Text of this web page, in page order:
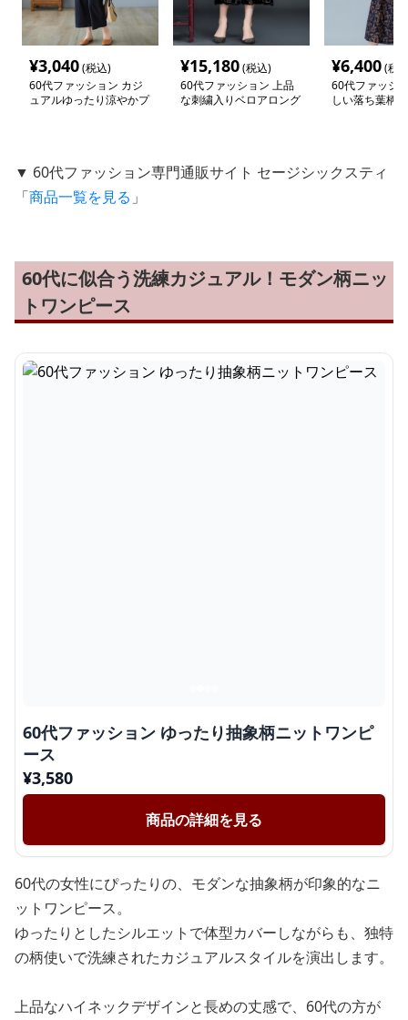
¥3,040(税込)
60代ファッション カジ
ュアルゆったり涼やかプ
¥15,180(税込)
60代ファッション 上品
な刺繍入りベロアロング
¥6,400(税
60代ファッシ
しい落ち葉柄
▼ 60代ファッション専門通販サイト セージシックスティ
「商品一覧を見る 」
60代に似合う洗練カジュアル！モダン柄ニッ
トワンピース
60代ファッション ゆったり抽象柄ニットワンピ
ース
¥3,580
商品の詳細を見る
60代の女性にぴったりの、モダンな抽象柄が印象的なニ
ットワンピース。
ゆったりとしたシルエットで体型カバーしながらも、独特
の柄使いで洗練されたカジュアルスタイルを演出します。
上品なハイネックデザインと長めの丈感で、60代の方が